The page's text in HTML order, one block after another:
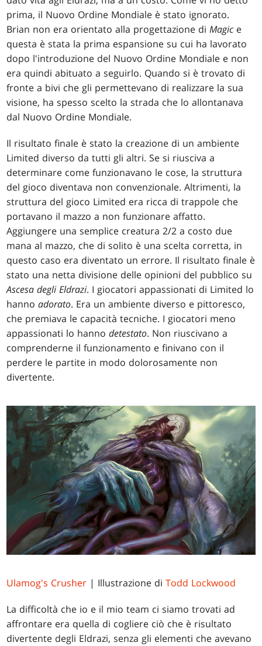
prima, il Nuovo Ordine Mondiale è stato ignorato.
Brian non era orientato alla progettazione diMagic e
questa è stata la prima espansione su cui ha lavorato
dopo l'introduzione del Nuovo Ordine Mondiale e non
era quindi abituato a seguirlo. Quando si è trovato di
fronte a bivi che gli permettevano di realizzare la sua
visione, ha spesso scelto la strada che lo allontanava
dal Nuovo Ordine Mondiale.
Il risultato finale è stato la creazione di un ambiente
Limited diverso da tutti gli altri. Se si riusciva a
determinare come funzionavano le cose, la struttura
del gioco diventava non convenzionale. Altrimenti, la
struttura del gioco Limited era ricca di trappole che
portavano il mazzo a non funzionare affatto.
Aggiungere una semplice creatura 2/2 a costo due
mana al mazzo, che di solito è una scelta corretta, in
questo caso era diventato un errore. Il risultato finale è
stato una netta divisione delle opinioni del pubblico su
Ascesa degli Eldrazi. I giocatori appassionati di Limited lo
hannoadorato. Era un ambiente diverso e pittoresco,
che premiava le capacità tecniche. I giocatori meno
appassionati lo hannodetestato. Non riuscivano a
comprenderne il funzionamento e finivano con il
perdere le partite in modo dolorosamente non
divertente.
Ulamog's Crusher | Illustrazione diTodd Lockwood
La difficoltà che io e il mio team ci siamo trovati ad
affrontare era quella di cogliere ciò che è risultato
divertente degli Eldrazi, senza gli elementi che avevano